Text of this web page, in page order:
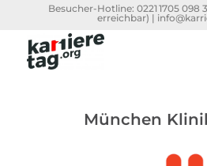
Besucher-Hotline:0221 1705 098
erreichbar) |
München